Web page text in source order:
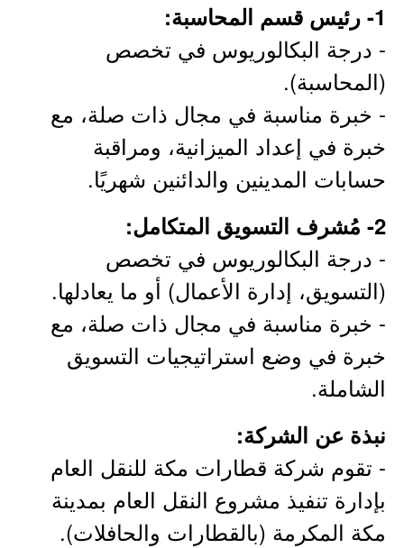
1- رئيس قسم المحاسبة:
- درجة البكالوريوس في تخصص
(المحاسبة).
- خبرة مناسبة في مجال ذات صلة، مع
خبرة في إعداد الميزانية، ومراقبة
حسابات المدينين والدائنين شهريًا.
2- مُشرف التسويق المتكامل:
- درجة البكالوريوس في تخصص
(التسويق، إدارة الأعمال) أو ما يعادلها.
- خبرة مناسبة في مجال ذات صلة، مع
خبرة في وضع استراتيجيات التسويق
الشاملة.
نبذة عن الشركة:
- تقوم شركة قطارات مكة للنقل العام
بإدارة تنفيذ مشروع النقل العام بمدينة
مكة المكرمة (بالقطارات والحافلات).